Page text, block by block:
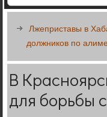
Лжеприставы в
должников по
В
для борьбы